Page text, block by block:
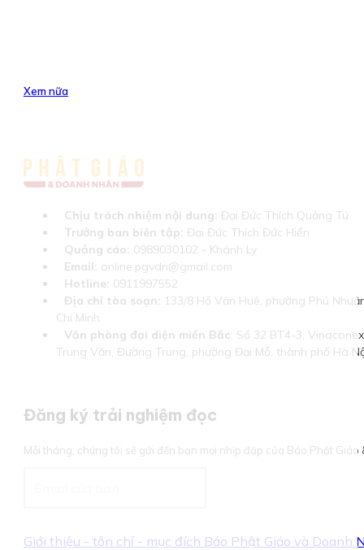
Xem nữa
Chịu trách nhiệm nội dung: Đại Đức Thích Quảng Tú
Trưởng ban biên tập: Đại Đức Thích Đức Hiển
Quảng cáo: 0989030102 - Khánh Ly
Email: online.pgvdn@gmail.com
Hotline: 0911997552
Địa chỉ tòa soạn: 133/8 Hồ Văn Huê, phường Phú
Chí Minh
Văn phòng đại diện miền Bắc: Số 32 BT4-3,
Trung Văn, Đường Trung, phường Đại Mỗ, thành phố Hà
Đăng ký trải nghiệm đọc
Mỗi tháng, chúng tôi sẽ gửi đến bạn mọi nhịp đập của Báo Phật Giáo
Giới thiệu - tôn chỉ - mục đích Báo Phật Giáo và Doanh